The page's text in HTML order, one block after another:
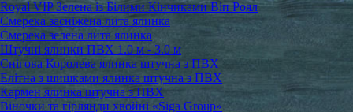
Royal VIP Зелена із Білими Кінчиками Віп Роял
Смерека засніжена лита ялинка
Смерека зелена лита ялинка
Штучні ялинки ПВХ 1.0 м - 3.0 м
Снігова Королева ялинка штучна з ПВХ
Елітна з шишками ялинка штучна з ПВХ
Кармен ялинка штучна з ПВХ
Віночки та гірлянди хвойні «Siga Group»